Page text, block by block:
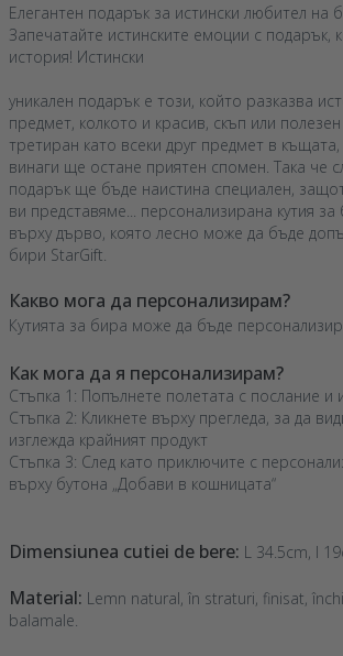
Елегантен подарък за истински любител на
Запечатайте истинските емоции с подарък,
история! Истински
уникален подарък е този, който разказва
предмет, колкото и красив, скъп или
третиран като всеки друг предмет в
винаги ще остане приятен спомен. Така че
подарък ще бъде наистина специален,
ви представяме... персонализирана кутия
върху дърво, която лесно може да бъде
бири StarGift.
Какво мога да персонализирам?
Кутията за бира може да бъде
Как мога да я персонализирам?
Стъпка 1: Попълнете полетата с послание и
Стъпка 2: Кликнете върху прегледа, за да
изглежда крайният продукт
Стъпка 3: След като приключите с
върху бутона „Добави в кошницата“
Dimensiunea cutiei de bere: L 34.5cm, l
Material: Lemn natural, în straturi, finisat,
balamale.